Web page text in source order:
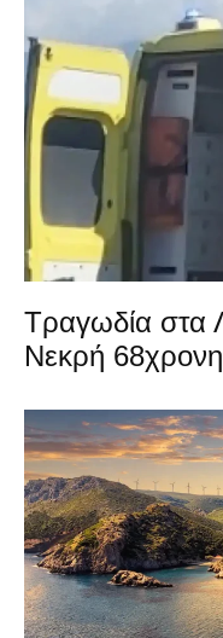
Τραγωδία στα
Νεκρή